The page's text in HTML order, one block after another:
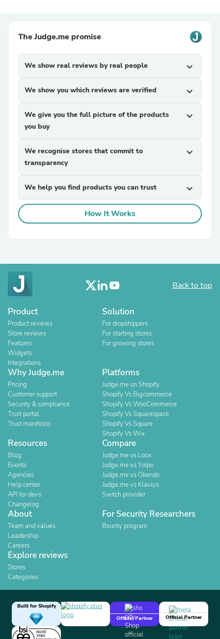
The Judge.me promise
We show real reviews by real people expand_more
We show you which reviews are verified expand_more
We give you the full picture of the products
you buy
expand_more
We recognise stores that commit to
transparency
expand_more
We help you find products you can trust expand_more
How It Works
Back to top
Product
Product reviews
Store reviews
Features
Widgets
Integrations
Solution
For dropshippers
For starting stores
For growing stores
Why Judge.me
Pricing
Customer support
Security & compliance
Trust portal
Trust manifesto
Platforms
Judge.me on Shopify
Shopify Vs Bigcommerce
Shopify Vs WooCommerce
Shopify Vs Squarespace
Shopify Vs Square
Shopify Vs Wix
Resources
Blog
Events
Agencies
Help center
API for devs
Changelog
Compare
Judge.me vs Loox
Judge.me vs Yotpo
Judge.me vs Okendo
Judge.me vs Klaviyo
Switch provider
About
Team and values
Leadership
Careers
For Security Researchers
Bounty program
Explore reviews
Stores
Categories
Built for Shopify
Official Partner
Official Partner